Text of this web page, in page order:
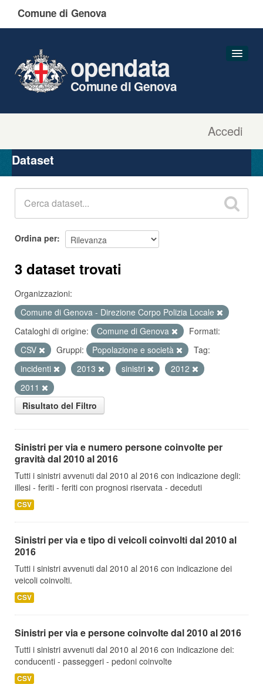
Comune di Genova
Accedi
opendata
Comune di Genova
Organizzazioni
Gruppi
Dataset
Ordina per
3 dataset trovati
Organizzazioni:
Comune di Genova - Direzione Corpo Polizia Locale
Cataloghi di origine:
Comune di Genova
Formati:
CSV
Gruppi: Popolazione e società
Tag:
incidenti
2013 sinistri
2012
2011
Risultato del Filtro
Sinistri per via e numero persone coinvolte per
gravità dal 2010 al 2016
Tutti i sinistri avvenuti dal 2010 al 2016 con indicazione degli:
illesi - feriti - feriti con prognosi riservata - deceduti
CSV
Sinistri per via e tipo di veicoli coinvolti dal 2010 al
2016
Tutti i sinistri avvenuti dal 2010 al 2016 con indicazione dei
veicoli coinvolti.
CSV
Sinistri per via e persone coinvolte dal 2010 al 2016
Tutti i sinistri avvenuti dal 2010 al 2016 con indicazione dei:
conducenti - passeggeri - pedoni coinvolte
CSV